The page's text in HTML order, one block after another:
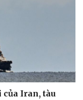
của Iran, tàu